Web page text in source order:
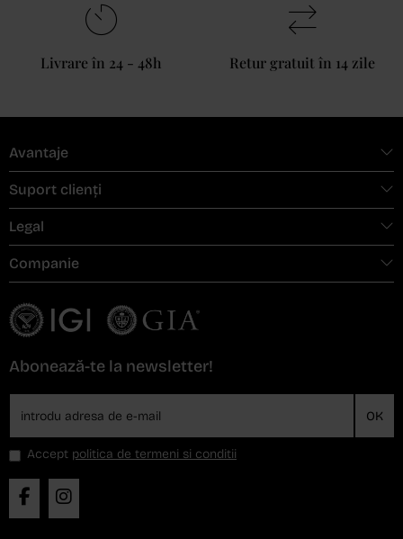
Livrare în 24 - 48h Retur gratuit în 14 zile
Avantaje
Suport clienți
Legal
Companie
Abonează-te la newsletter!
OK
Accept politica de termeni si conditii